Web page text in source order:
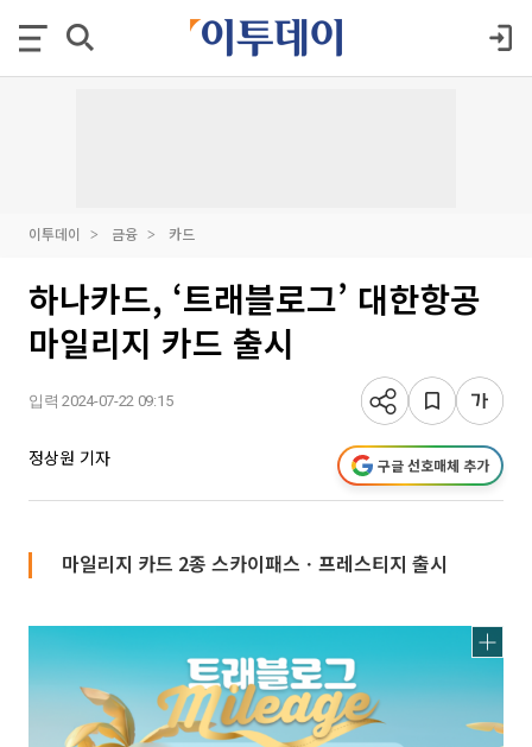
이투데이 금융 카드
하나카드, ‘트래블로그’ 대한항공
마일리지 카드 출시
입력 2024-07-22 09:15
정상원 기자 구글 선호매체 추가
마일리지 카드 2종 스카이패스ㆍ프레스티지 출시